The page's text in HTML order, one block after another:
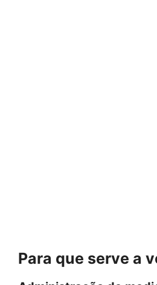
Para que serve a